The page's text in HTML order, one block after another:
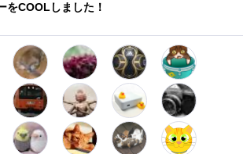
をCOOLしました！